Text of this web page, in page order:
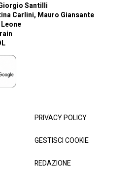
Santilli
Carlini, Mauro Giansante
PRIVACY POLICY
GESTISCI COOKIE
REDAZIONE